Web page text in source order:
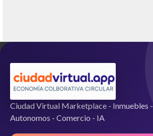
Ciudad Virtual Marketplace - Inmuebles -
Autonomos - Comercio - IA